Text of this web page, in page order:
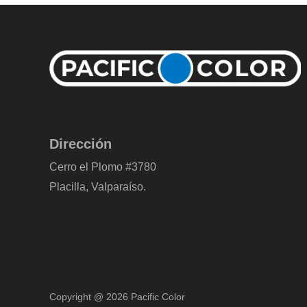
Dirección
Cerro el Plomo #3780
Placilla, Valparaíso.
Copyright @ 2026 Pacific Color